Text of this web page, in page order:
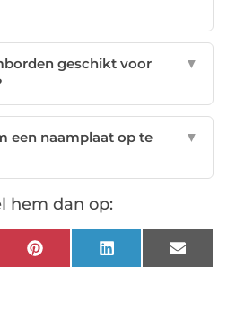
geschikt voor
▼
een naamplaat op te
▼
hem dan op:
Pinterest LinkedIn Email